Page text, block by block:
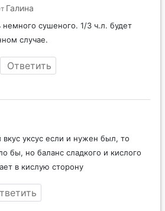
Галина
сушеного. 1/3 ч.л. будет
случае.
Ответить
вкус уксус если и нужен был, то
бы, но баланс сладкого и кислого
в кислую сторону